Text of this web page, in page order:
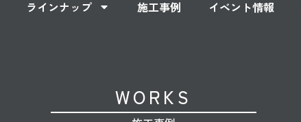
ラインナップ 施工事例 イベント情報
WORKS